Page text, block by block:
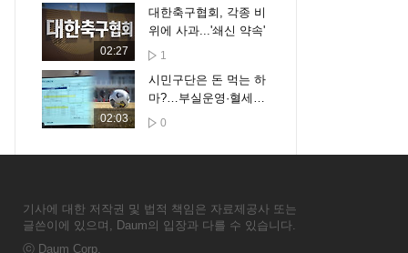
02:27
대한축구협회, 각종 비
위에 사과...'쇄신 약속'
1
02:03
시민구단은 돈 먹는 하
마?…부실운영·혈세낭
비 우려
0
기사에 대한 저작권 및 법적 책임은 자료제공사 또는
글쓴이에 있으며, Daum의 입장과 다를 수 있습니다.
ⓒ Daum Corp.